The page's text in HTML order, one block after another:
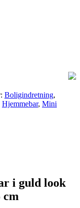
Boligindretning,
Hjemmebar, Mini
i guld look
cm